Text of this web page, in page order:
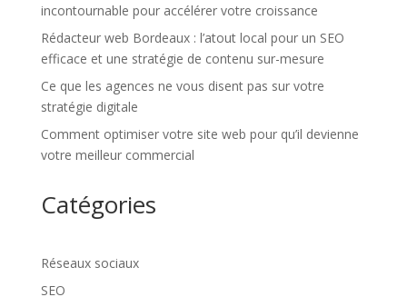
incontournable pour accélérer votre croissance
Rédacteur web Bordeaux : l’atout local pour un SEO
efficace et une stratégie de contenu sur-mesure
Ce que les agences ne vous disent pas sur votre
stratégie digitale
Comment optimiser votre site web pour qu’il devienne
votre meilleur commercial
Catégories
Réseaux sociaux
SEO